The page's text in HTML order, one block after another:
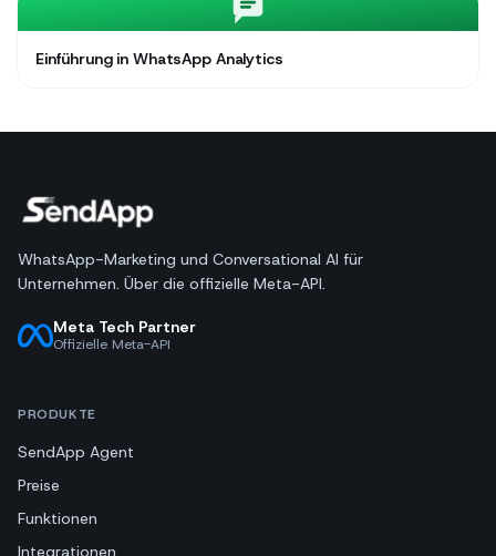
Einführung in WhatsApp Analytics
WhatsApp-Marketing und Conversational AI für
Unternehmen. Über die offizielle Meta-API.
Meta Tech Partner
Offizielle Meta-API
PRODUKTE
SendApp Agent
Preise
Funktionen
Integrationen